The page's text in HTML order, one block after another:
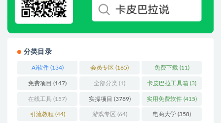
分类目录
Ai软件(134) 会员专区 (165) 免费下载 (11)
免费项目 (147) 全部分类 (1) 卡皮巴拉工具箱 (3)
在线工具 (157) 实操项目 (3789) 实用免费软件 (415)
引流教程 (44) 游戏专区 (64) 电商大学 (358)